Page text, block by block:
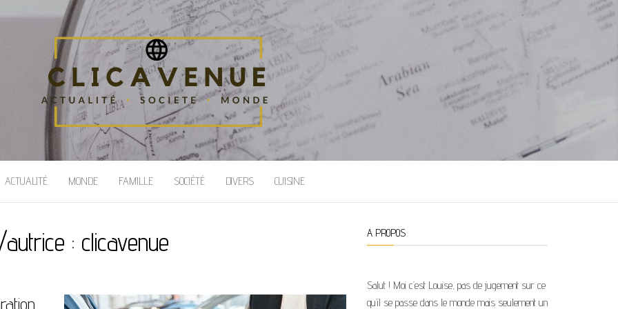
ACTUALITÉ MONDE FAMILLE SOCIÉTÉ DIVERS CUISINE
: clicavenue A PROPOS
Salut ! Moi c’est Louise, pas de jugement sur ce
qu’il se passe dans le monde mais seulement un